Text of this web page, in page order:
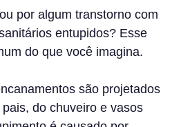
por algum transtorno com
entupidos? Esse
do que você imagina.
são projetados
do chuveiro e vasos